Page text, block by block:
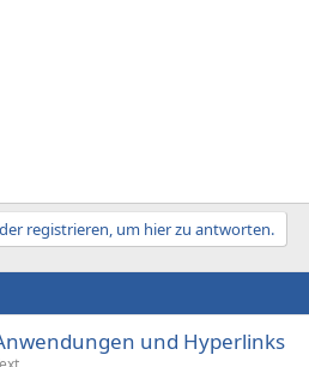
registrieren, um hier zu antworten.
und Hyperlinks